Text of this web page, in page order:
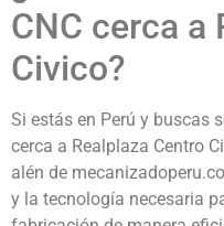
CNC cerca a
Civico?
Si estás en Perú y buscas
cerca a Realplaza Centro
alén de
y la tecnología necesaria